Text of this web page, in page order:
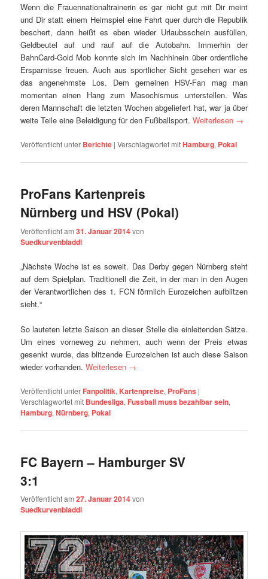
Wenn die Frauennationaltrainerin es gar nicht gut mit Dir meint
und Dir statt einem Heimspiel eine Fahrt quer durch die Republik
beschert, dann heißt es eben wieder Urlaubsschein ausfüllen,
Geldbeutel auf und rauf auf die Autobahn. Immerhin der
BahnCard-Gold Mob konnte sich im Nachhinein über ordentliche
Ersparnisse freuen. Auch aus sportlicher Sicht gesehen war es
das angenehmste Los. Dem gemeinen HSV-Fan mag man
momentan einen Hang zum Masochismus unterstellen. Was
deren Mannschaft die letzten Wochen abgeliefert hat, war ja über
weite Teile eine Beleidigung für den Fußballsport.Weiterlesen →
Veröffentlicht unter Berichte |Verschlagwortet mitHamburg, Pokal
ProFans Kartenpreis
Nürnberg und HSV (Pokal)
Veröffentlicht am31. Januar 2014von
Suedkurvenbladdl
„Nächste Woche ist es soweit. Das Derby gegen Nürnberg steht
auf dem Spielplan. Traditionell die Zeit, in der man in den Augen
der Verantwortlichen des 1. FCN förmlich Eurozeichen aufblitzen
sieht.“
So lauteten letzte Saison an dieser Stelle die einleitenden Sätze.
Um eines vorneweg zu nehmen, auch wenn der Preis etwas
gesenkt wurde, das blitzende Eurozeichen ist auch diese Saison
wieder vorhanden.Weiterlesen →
Veröffentlicht unter Fanpolitik, Kartenpreise, ProFans |
Verschlagwortet mit Bundesliga, Fussball muss bezahlbar sein,
Hamburg,Nürnberg, Pokal
FC Bayern – Hamburger SV
3:1
Veröffentlicht am27. Januar 2014von
Suedkurvenbladdl